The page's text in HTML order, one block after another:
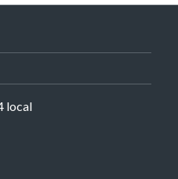
local